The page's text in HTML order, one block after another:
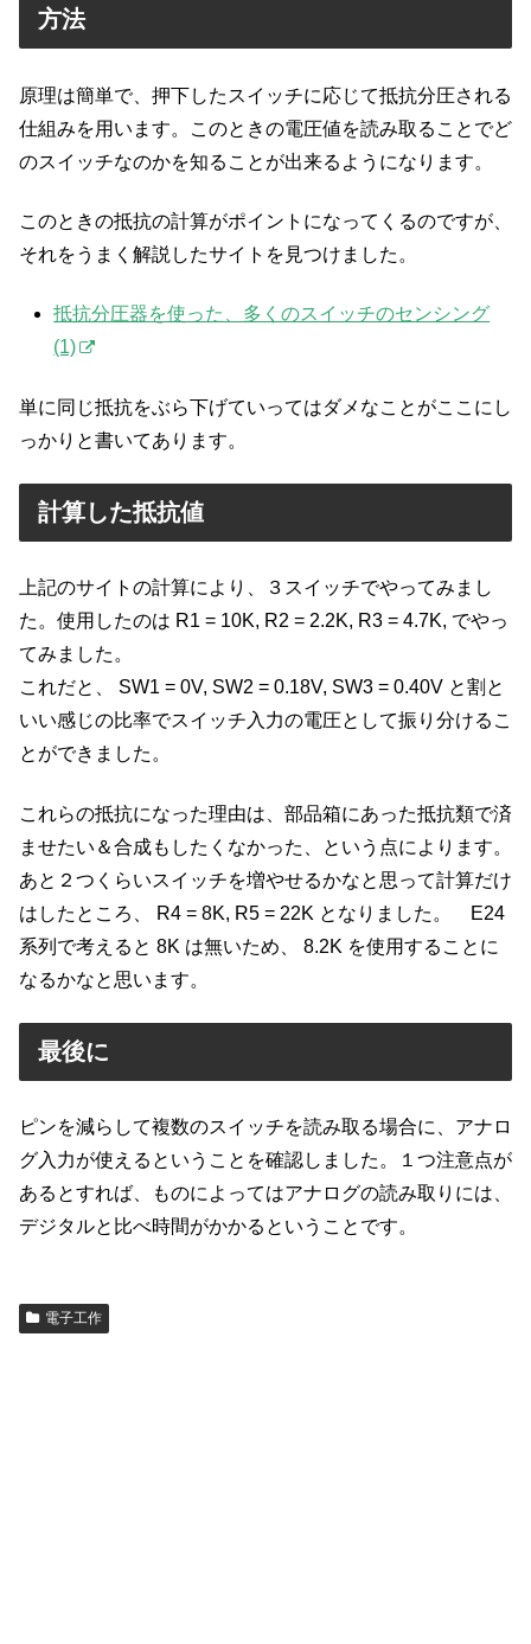
方法
原理は簡単で、押下したスイッチに応じて抵抗分圧される
仕組みを用います。このときの電圧値を読み取ることでど
のスイッチなのかを知ることが出来るようになります。
このときの抵抗の計算がポイントになってくるのですが、
それをうまく解説したサイトを見つけました。
抵抗分圧器を使った、多くのスイッチのセンシング
(1)
単に同じ抵抗をぶら下げていってはダメなことがここにし
っかりと書いてあります。
計算した抵抗値
上記のサイトの計算により、３スイッチでやってみまし
た。使用したのは R1 = 10K, R2 = 2.2K, R3 = 4.7K, でやっ
てみました。
これだと、 SW1 = 0V, SW2 = 0.18V, SW3 = 0.40V と割と
いい感じの比率でスイッチ入力の電圧として振り分けるこ
とができました。
これらの抵抗になった理由は、部品箱にあった抵抗類で済
ませたい＆合成もしたくなかった、という点によります。
あと２つくらいスイッチを増やせるかなと思って計算だけ
はしたところ、 R4 = 8K, R5 = 22K となりました。 E24
系列で考えると 8K は無いため、 8.2K を使用することに
なるかなと思います。
最後に
ピンを減らして複数のスイッチを読み取る場合に、アナロ
グ入力が使えるということを確認しました。１つ注意点が
あるとすれば、ものによってはアナログの読み取りには、
デジタルと比べ時間がかかるということです。
電子工作